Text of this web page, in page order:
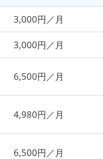
3,000円／月
3,000円／月
6,500円／月
4,980円／月
6,500円／月